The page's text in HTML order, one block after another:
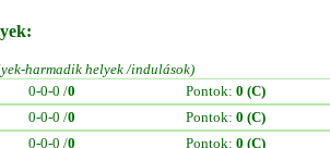
harmadik helyek /indulások)
0-0-0 /0 Pontok: 0 (C)
0-0-0 /0 Pontok: 0 (C)
0-0-0 /0 Pontok: 0 (C)